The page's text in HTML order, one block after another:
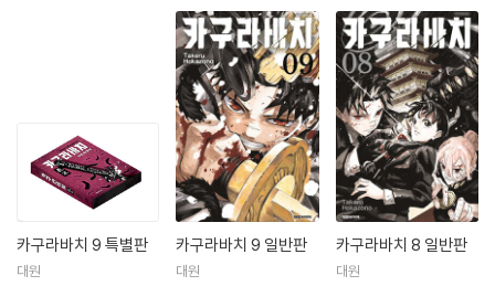
카구라바치 9 특별판
대원
카구라바치 9 일반판
대원
카구라바치 8 일반판
대원